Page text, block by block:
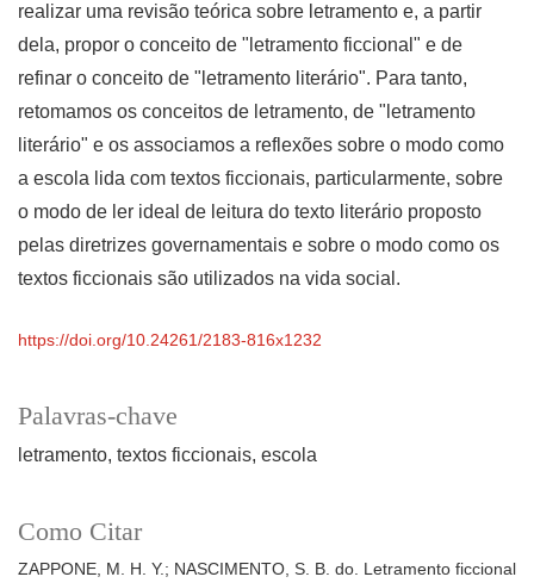
Palavras-chave
letramento textos ficcionais escola
Como Citar
ZAPPONE, M. H. Y.; NASCIMENTO, S. B. do. Letramento ficcional
realizar uma revisão teórica sobre letramento e, a partir
dela, propor o conceito de "letramento ficcional" e de
refinar o conceito de "letramento literário". Para tanto,
retomamos os conceitos de letramento, de "letramento
literário" e os associamos a reflexões sobre o modo como
a escola lida com textos ficcionais, particularmente, sobre
o modo de ler ideal de leitura do texto literário proposto
pelas diretrizes governamentais e sobre o modo como os
textos ficcionais são utilizados na vida social.
https://doi.org/10.24261/2183-816x1232